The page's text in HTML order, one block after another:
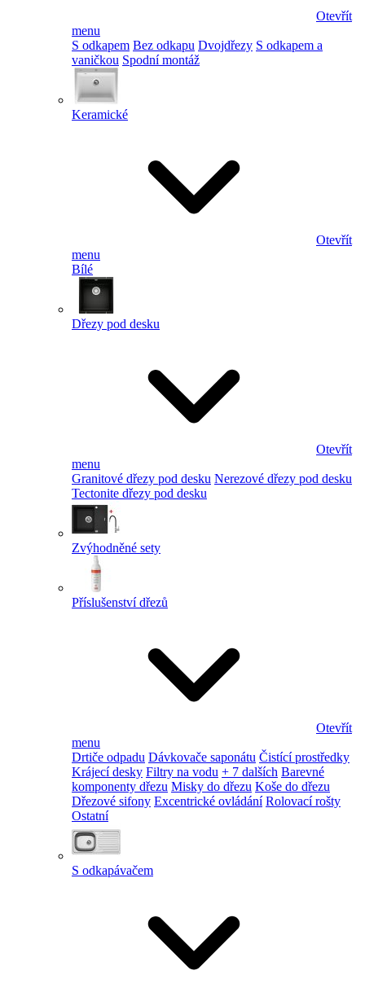
Otevřít
menu
S odkapem Bez odkapu Dvojdřezy S odkapem a
vaničkou Spodní montáž
Keramické
Otevřít
menu
Bílé
Dřezy pod desku
Otevřít
menu
Granitové dřezy pod desku Nerezové dřezy pod desku
Tectonite dřezy pod desku
Zvýhodněné sety
Příslušenství dřezů
Otevřít
menu
Drtiče odpadu Dávkovače saponátu Čistící prostředky
Krájecí desky Filtry na vodu + 7 dalších Barevné
komponenty dřezu Misky do dřezu Koše do dřezu
Dřezové sifony Excentrické ovládání Rolovací rošty
Ostatní
S odkapávačem